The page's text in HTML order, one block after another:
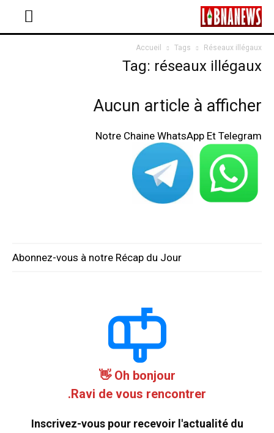
Accueil Tags Réseaux illégaux
Tag: réseaux illégaux
Aucun article à afficher
Notre Chaine WhatsApp Et Telegram
Abonnez-vous à notre Récap du Jour
Oh bonjour 👋
Ravi de vous rencontrer.
Inscrivez-vous pour recevoir l'actualité du